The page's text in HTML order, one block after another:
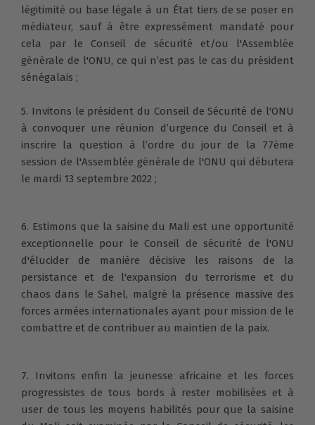
légitimité ou base légale à un État tiers de se poser en
médiateur, sauf à être expressément mandaté pour
cela par le Conseil de sécurité et/ou l'Assemblée
générale de l'ONU, ce qui n’est pas le cas du président
sénégalais ;
5. Invitons le président du Conseil de Sécurité de l'ONU
à convoquer une réunion d’urgence du Conseil et à
inscrire la question à l’ordre du jour de la 77ème
session de l'Assemblée générale de l'ONU qui débutera
le mardi 13 septembre 2022 ;
6. Estimons que la saisine du Mali est une opportunité
exceptionnelle pour le Conseil de sécurité de l'ONU
d'élucider de manière décisive les raisons de la
persistance et de l'expansion du terrorisme et du
chaos dans le Sahel, malgré la présence massive des
forces armées internationales ayant pour mission de le
combattre et de contribuer au maintien de la paix.
7. Invitons enfin la jeunesse africaine et les forces
progressistes de tous bords à rester mobilisées et à
user de tous les moyens habilités pour que la saisine